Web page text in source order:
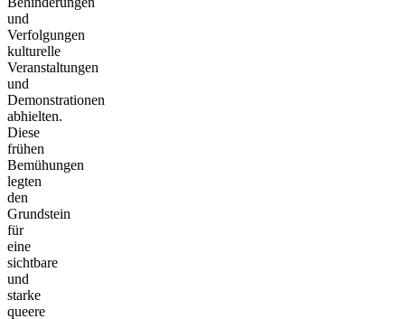
und
Verfolgungen
kulturelle
Veranstaltungen
und
Demonstrationen
abhielten.
Diese
frühen
Bemühungen
legten
den
Grundstein
für
eine
sichtbare
und
starke
queere